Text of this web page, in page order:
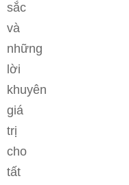
sắc
và
những
lời
khuyên
giá
trị
cho
tất